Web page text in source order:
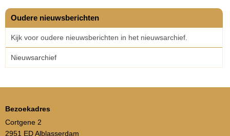
Oudere nieuwsberichten
Kijk voor oudere nieuwsberichten in het nieuwsarchief.
Nieuwsarchief
Bezoekadres
Cortgene 2
2951 ED Alblasserdam